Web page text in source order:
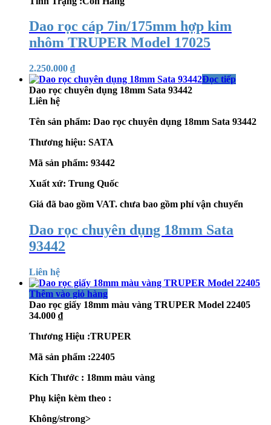
Dao rọc cáp 7in/175mm hợp kim
nhôm TRUPER Model 17025
2.250.000 ₫
Đọc tiếp
Dao rọc chuyên dụng 18mm Sata 93442
Liên hệ
Tên sản phẩm: Dao rọc chuyên dụng 18mm Sata 93442
Thương hiệu: SATA
Mã sản phẩm: 93442
Xuất xứ: Trung Quốc
Giá đã bao gồm VAT. chưa bao gồm phí vận chuyển
Dao rọc chuyên dụng 18mm Sata
93442
Liên hệ
Thêm vào giỏ hàng
Dao rọc giấy 18mm màu vàng TRUPER Model 22405
34.000 ₫
Thương Hiệu :TRUPER
Mã sản phẩm :22405
Kích Thước : 18mm màu vàng
Phụ kiện kèm theo :
Không/strong>